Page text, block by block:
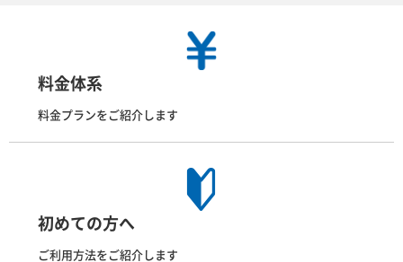
料金体系
料金プランをご紹介します
初めての方へ
ご利用方法をご紹介します